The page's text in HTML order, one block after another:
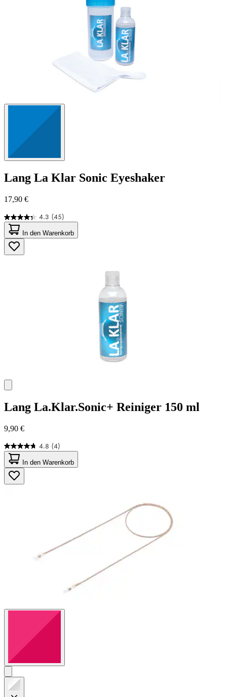
Lang La Klar Sonic Eyeshaker
17,90 €
4.3 (45)
4.3
von
5
Sternen.
45
In den Warenkorb
Lang La.Klar.Sonic+ Reiniger 150 ml
9,90 €
4.8 (4)
4.8
von
5
Sternen.
4
In den Warenkorb